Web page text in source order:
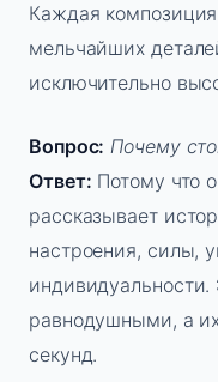
Каждая
мельчайших
исключительно
Вопрос: Почему
Ответ: Потому что
рассказывает
настроения, силы,
равнодушными, а
секунд.